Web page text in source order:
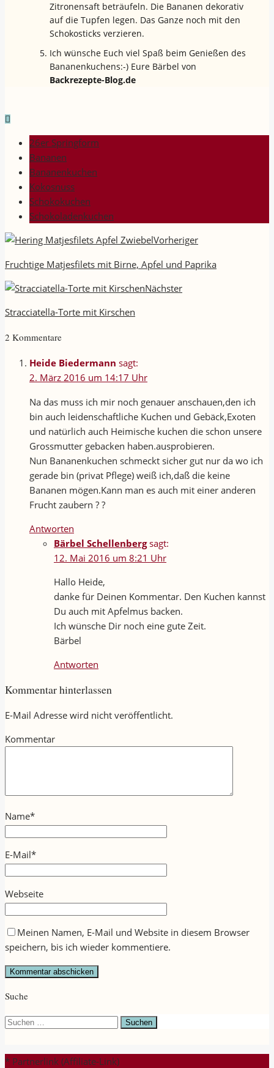
Zitronensaft beträufeln. Die Bananen dekorativ
auf die Tupfen legen. Das Ganze noch mit den
Schokosticks verzieren.
Ich wünsche Euch viel Spaß beim Genießen des
Bananenkuchens:-) Eure Bärbel von
Backrezepte-Blog.de
26er Springform
Bananen
Bananenkuchen
Kokosnuss
Schokokuchen
Schokoladenkuchen
Vorheriger
Fruchtige Matjesfilets mit Birne, Apfel und Paprika
Nächster
Stracciatella-Torte mit Kirschen
2 Kommentare
Heide Biedermann sagt:
2. März 2016 um 14:17 Uhr
Na das muss ich mir noch genauer anschauen,den ich
bin auch leidenschaftliche Kuchen und Gebäck,Exoten
und natürlich auch Heimische kuchen die schon unsere
Grossmutter gebacken haben.ausprobieren.
Nun Bananenkuchen schmeckt sicher gut nur da wo ich
gerade bin (privat Pflege) weiß ich,daß die keine
Bananen mögen.Kann man es auch mit einer anderen
Frucht zaubern ? ?
Antworten
Bärbel Schellenberg sagt:
12. Mai 2016 um 8:21 Uhr
Hallo Heide,
danke für Deinen Kommentar. Den Kuchen kannst
Du auch mit Apfelmus backen.
Ich wünsche Dir noch eine gute Zeit.
Bärbel
Antworten
Kommentar hinterlassen
E-Mail Adresse wird nicht veröffentlicht.
Kommentar
Name*
E-Mail*
Webseite
Meinen Namen, E-Mail und Website in diesem Browser
speichern, bis ich wieder kommentiere.
Suche
Suchen
* Partnerlink (Affiliate-Link)